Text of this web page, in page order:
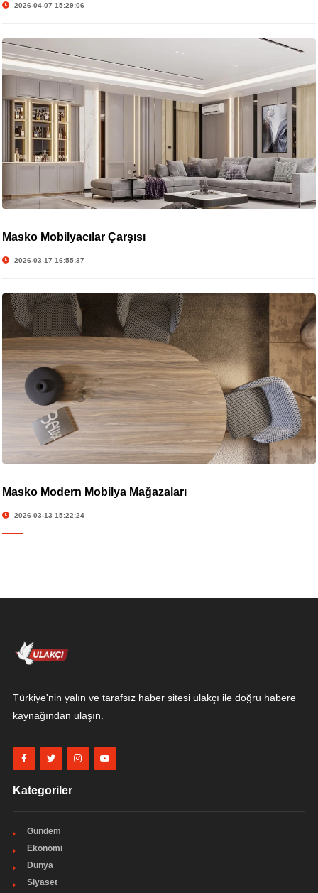
2026-04-07 15:29:06
Masko Mobilyacılar Çarşısı
2026-03-17 16:55:37
Masko Modern Mobilya Mağazaları
2026-03-13 15:22:24
Türkiye'nin yalın ve tarafsız haber sitesi ulakçı ile doğru habere
kaynağından ulaşın.
Kategoriler
Gündem
Ekonomi
Dünya
Siyaset